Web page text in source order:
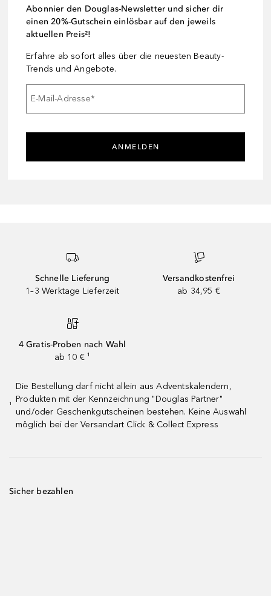
Abonnier den Douglas-Newsletter und sicher dir
einen 20%-Gutschein einlösbar auf den jeweils
aktuellen Preis²!
Erfahre ab sofort alles über die neuesten Beauty-
Trends und Angebote.
E-Mail-Adresse*
ANMELDEN
Schnelle Lieferung
1–3 Werktage Lieferzeit
Versandkostenfrei
ab 34,95 €
4 Gratis-Proben nach Wahl
ab 10 € ¹
¹
Die Bestellung darf nicht allein aus Adventskalendern,
Produkten mit der Kennzeichnung "Douglas Partner"
und/oder Geschenkgutscheinen bestehen. Keine Auswahl
möglich bei der Versandart Click & Collect Express
Sicher bezahlen